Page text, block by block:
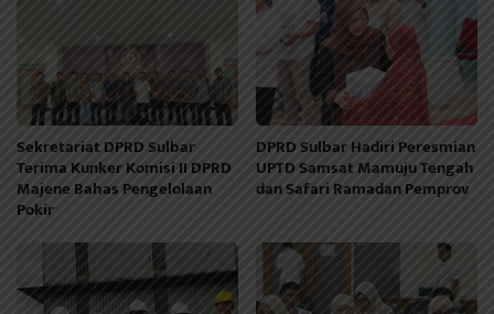
Sekretariat DPRD Sulbar
Terima Kunker Komisi II DPRD
Majene Bahas Pengelolaan
Pokir
DPRD Sulbar Hadiri Peresmian
UPTD Samsat Mamuju Tengah
dan Safari Ramadan Pemprov